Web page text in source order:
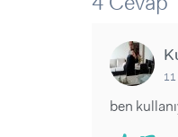
11
ben